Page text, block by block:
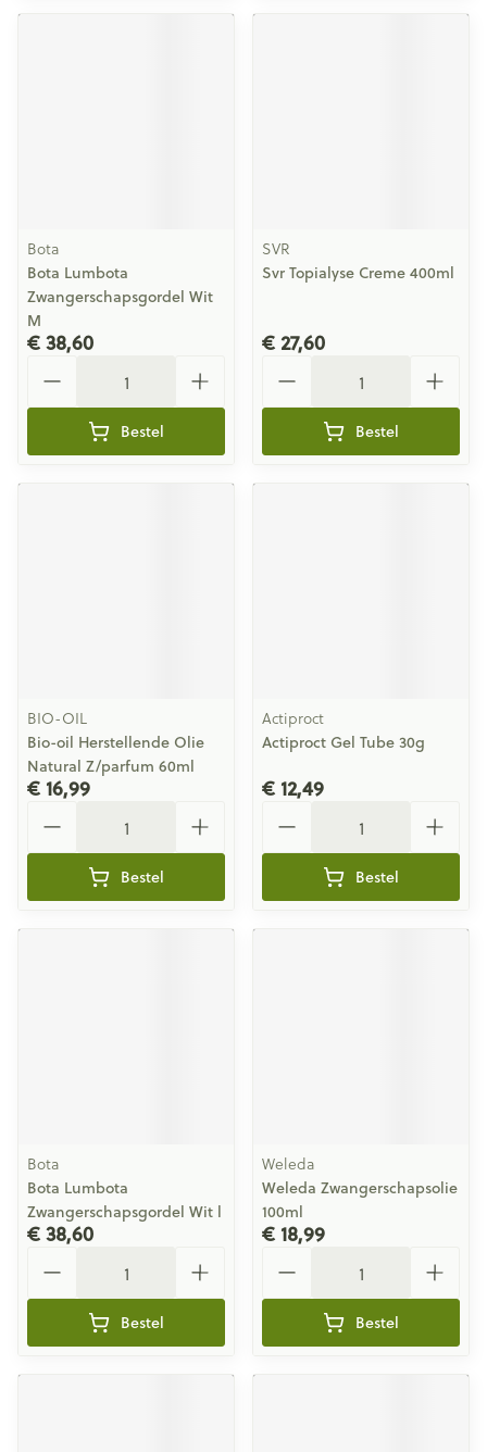
Bota
Bota Lumbota
Zwangerschapsgordel Wit
M
€ 38,60
Bestel
SVR
Svr Topialyse Creme 400ml
€ 27,60
Bestel
BIO-OIL
Bio-oil Herstellende Olie
Natural Z/parfum 60ml
€ 16,99
Bestel
Actiproct
Actiproct Gel Tube 30g
€ 12,49
Bestel
Bota
Bota Lumbota
Zwangerschapsgordel Wit l
€ 38,60
Bestel
Weleda
Weleda Zwangerschapsolie
100ml
€ 18,99
Bestel